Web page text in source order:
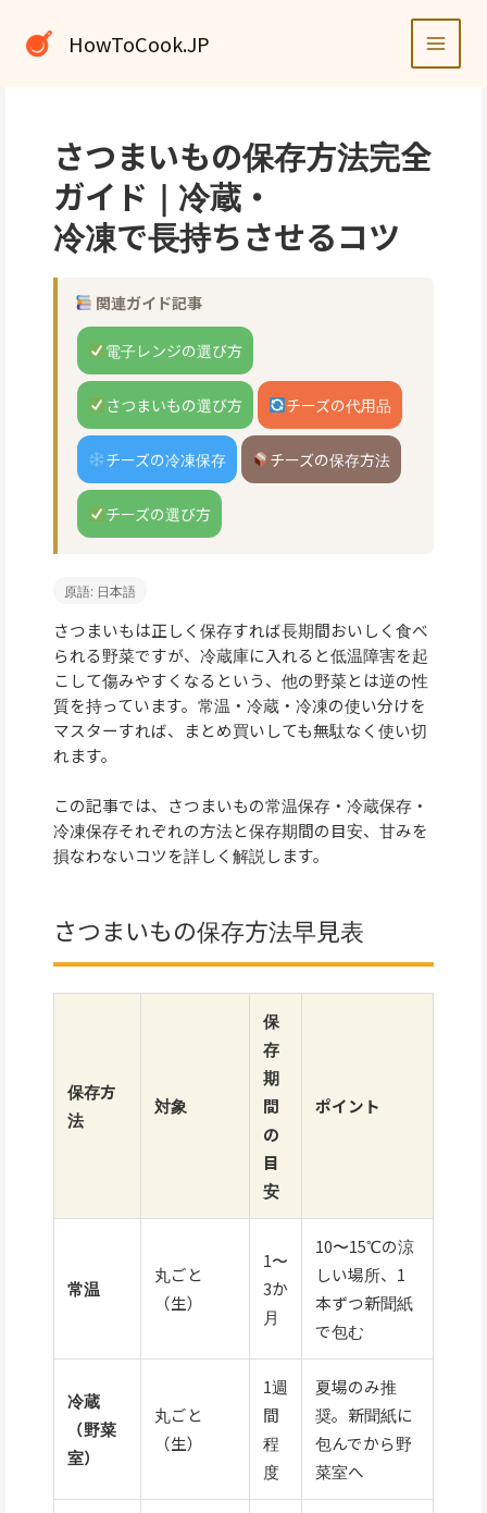
HowToCook.JP
さつまいもの保存方法完全
ガイド｜冷蔵・
冷凍で長持ちさせるコツ
関連ガイド記事
電子レンジの選び方
さつまいもの選び方 チーズの代用品
チーズの冷凍保存 チーズの保存方法
チーズの選び方
原語: 日本語
さつまいもは正しく保存すれば長期間おいしく食べ
られる野菜ですが、冷蔵庫に入れると低温障害を起
こして傷みやすくなるという、他の野菜とは逆の性
質を持っています。常温・冷蔵・冷凍の使い分けを
マスターすれば、まとめ買いしても無駄なく使い切
れます。
この記事では、さつまいもの常温保存・冷蔵保存・
冷凍保存それぞれの方法と保存期間の目安、甘みを
損なわないコツを詳しく解説します。
さつまいもの保存方法早見表
保存方
法
対象
保
存
期
間
の
目
安
ポイント
常温
丸ごと
（生）
1〜
3か
月
10〜15℃の涼
しい場所、1
本ずつ新聞紙
で包む
冷蔵
（野菜
室）
丸ごと
（生）
1週
間
程
度
夏場のみ推
奨。新聞紙に
包んでから野
菜室へ